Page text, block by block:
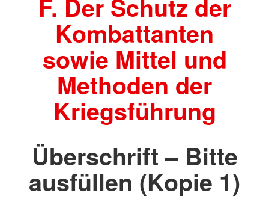
F. Der Schutz der
Kombattanten
sowie Mittel und
Methoden der
Kriegsführung
Überschrift – Bitte
ausfüllen (Kopie 1)